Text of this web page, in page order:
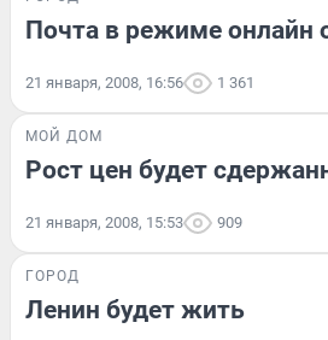
Почта в режиме онлайн
21 января, 2008, 16:56 1 361
МОЙ ДОМ
Рост цен будет
21 января, 2008, 15:53 909
ГОРОД
Ленин будет жить